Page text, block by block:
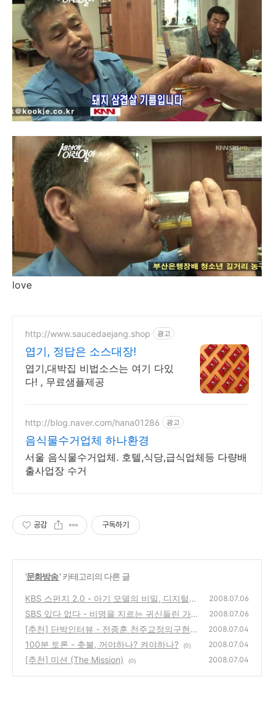
love
http://www.saucedaejang.shop 광고
엽기, 정답은 소스대장!
엽기,대박집 비법소스는 여기 다있
다! , 무료샘플제공
http://blog.naver.com/hana01286 광고
음식물수거업체 하나환경
서울 음식물수거업체. 호텔,식당,급식업체등 다량배
출사업장 수거
공감 구독하기
'문화방송' 카테고리의 다른 글
KBS 스펀지 2.0 - 아기 모델의 비밀, 디지털기
기의 비밀
(0)
2008.07.06
SBS 있다 없다 - 비명을 지르는 귀신들린 가방
(0)
2008.07.06
[추천] 단박인터뷰 - 전종훈 천주교정의구현전
국사제단 대표신부
(0)
2008.07.04
100분 토론 - 촛불, 꺼야하나? 켜야하나? (0) 2008.07.04
[추천] 미션 (The Mission) (0) 2008.07.04